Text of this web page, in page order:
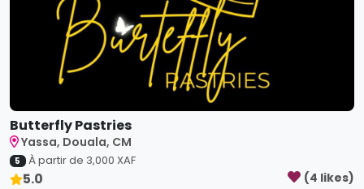
Butterfly Pastries
Yassa, Douala, CM
5 À partir de 3,000 XAF
5.0 (4 likes)